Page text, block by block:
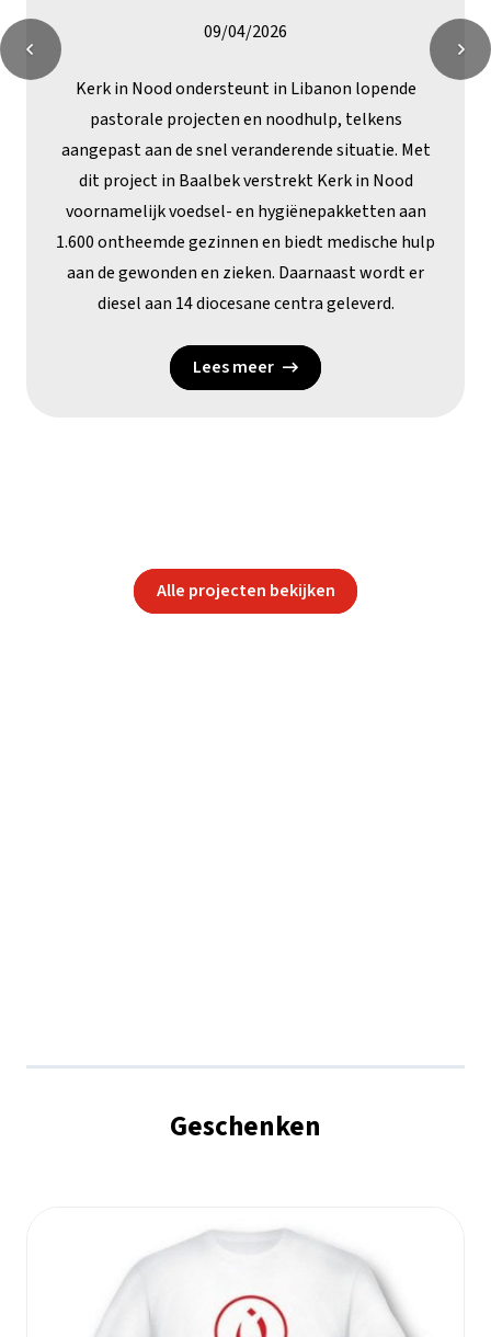
09/04/2026
Kerk in Nood ondersteunt in Libanon lopende
pastorale projecten en noodhulp, telkens
aangepast aan de snel veranderende situatie. Met
dit project in Baalbek verstrekt Kerk in Nood
voornamelijk voedsel- en hygiënepakketten aan
1.600 ontheemde gezinnen en biedt medische hulp
aan de gewonden en zieken. Daarnaast wordt er
diesel aan 14 diocesane centra geleverd.
Lees meer
Alle projecten bekijken
Geschenken